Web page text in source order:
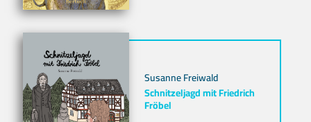
Susanne Freiwald
Schnitzeljagd mit Friedrich
Fröbel